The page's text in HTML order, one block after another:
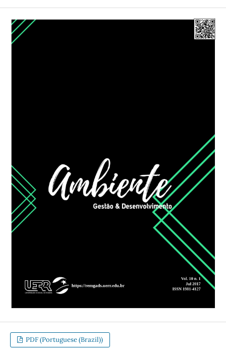
PDF (Portuguese (Brazil))